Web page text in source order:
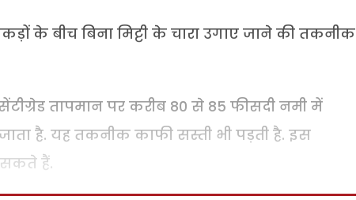
के बीच बिना मिट्टी के चारा उगाए जाने की तकनीक
तापमान पर करीब 80 से 85 फीसदी नमी में
जाता है. यह तकनीक काफी सस्ती भी पड़ती है. इस
हैं.